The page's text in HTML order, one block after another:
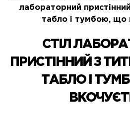
лабораторний
табло і тумбою, що
СТІЛ
ПРИСТІННИЙ З
ТАБЛО І